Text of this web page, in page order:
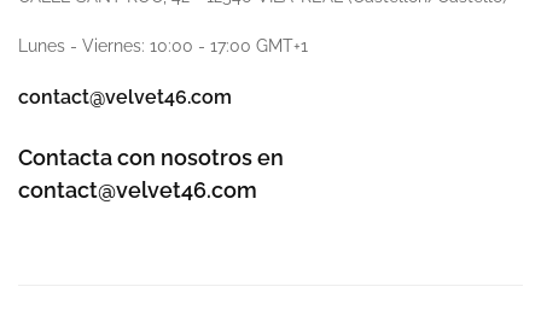
Lunes - Viernes: 10:00 - 17:00 GMT+1
contact@velvet46.com
Contacta con nosotros en
contact@velvet46.com